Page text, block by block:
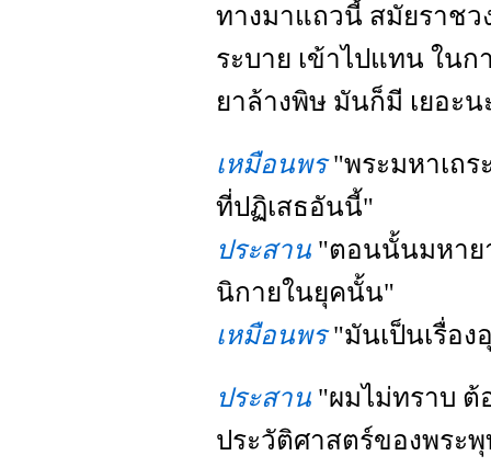
ทางมาแถวนี้ สมัยราชว
ระบาย เข้าไปแทน ใน
ยาล้างพิษ มันก็มี เยอะน
เหมือนพร"พระมหาเถร
ที่ปฏิเสธอันนี้"
ประสาน "ตอนนั้นมหาย
นิกายในยุคนั้น"
เหมือนพร"มันเป็นเรื่อ
ประสาน "ผมไม่ทราบ ต้
ประวัติศาสตร์ของพระ